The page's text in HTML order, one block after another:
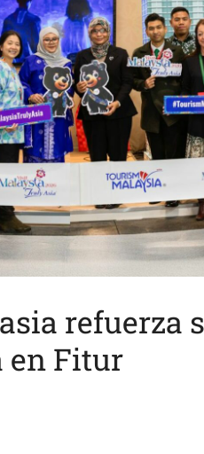
refuerza
en Fitur